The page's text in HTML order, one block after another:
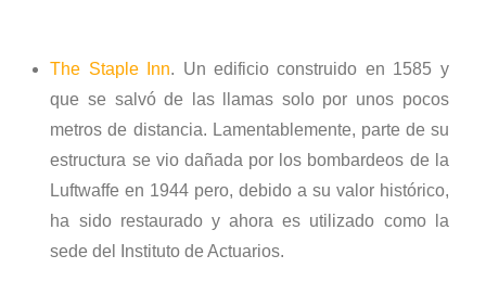
The Staple Inn. Un edificio construido en 1585 y
que se salvó de las llamas solo por unos pocos
metros de distancia. Lamentablemente, parte de su
estructura se vio dañada por los bombardeos de la
Luftwaffe en 1944 pero, debido a su valor histórico,
ha sido restaurado y ahora es utilizado como la
sede del Instituto de Actuarios.